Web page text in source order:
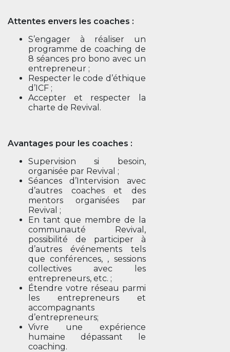
Attentes envers les coaches :
S’engager à réaliser un
programme de coaching de
8 séances pro bono avec un
entrepreneur ;
Respecter le code d’éthique
d’ICF ;
Accepter et respecter la
charte de Revival.
Avantages pour les coaches :
Supervision si besoin,
organisée par Revival ;
Séances d’Intervision avec
d’autres coaches et des
mentors organisées par
Revival ;
En tant que membre de la
communauté Revival,
possibilité de participer à
d’autres événements tels
que conférences, , sessions
collectives avec les
entrepreneurs, etc. ;
Étendre votre réseau parmi
les entrepreneurs et
accompagnants
d’entrepreneurs;
Vivre une expérience
humaine dépassant le
coaching.